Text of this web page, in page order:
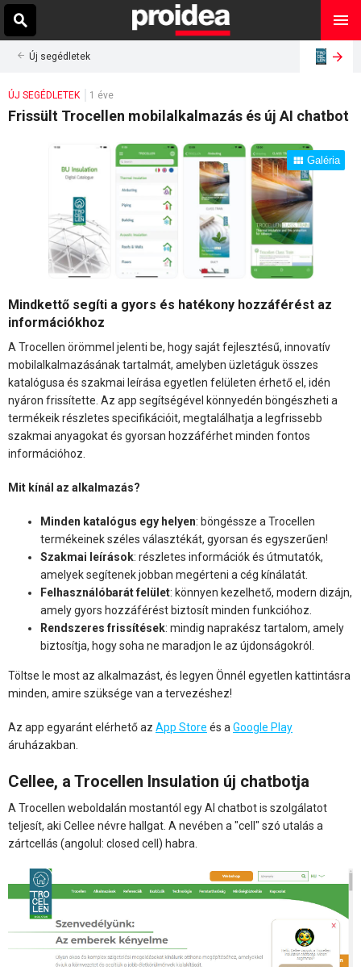
Új segédletek
ÚJ SEGÉDLETEK 1 éve
Frissült Trocellen mobilalkalmazás és új AI chatbot
Galéria
Mindkettő segíti a gyors és hatékony hozzáférést az
információkhoz
A Trocellen örömmel jelenti be, hogy saját fejlesztésű, innovatív
mobilalkalmazásának tartalmát, amelyben üzletáguk összes
katalógusa és szakmai leírása egyetlen felületen érhető el, idén
nyáron frissítette. Az app segítségével könnyedén böngészheti a
termékeik részletes specifikációit, megtalálhatja a legfrissebb
szakmai anyagokat és gyorsan hozzáférhet minden fontos
információhoz.
Mit kínál az alkalmazás?
Minden katalógus egy helyen: böngéssze a Trocellen
termékeinek széles választékát, gyorsan és egyszerűen!
Szakmai leírások: részletes információk és útmutatók,
amelyek segítenek jobban megérteni a cég kínálatát.
Felhasználóbarát felület: könnyen kezelhető, modern dizájn,
amely gyors hozzáférést biztosít minden funkcióhoz.
Rendszeres frissítések: mindig naprakész tartalom, amely
biztosítja, hogy soha ne maradjon le az újdonságokról.
Töltse le most az alkalmazást, és legyen Önnél egyetlen kattintásra
minden, amire szüksége van a tervezéshez!
Az app egyaránt elérhető az App Store és a Google Play
áruházakban.
Cellee, a Trocellen Insulation új chatbotja
A Trocellen weboldalán mostantól egy AI chatbot is szolgálatot
teljesít, aki Cellee névre hallgat. A nevében a "cell" szó utalás a
zártcellás (angolul: closed cell) habra.